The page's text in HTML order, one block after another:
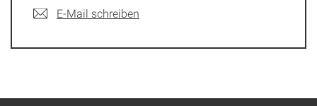
E-Mail schreiben